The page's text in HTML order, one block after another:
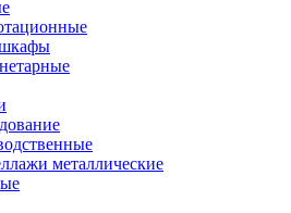
шкафы
металлические